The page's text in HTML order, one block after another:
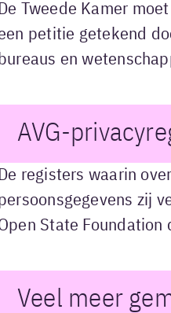
De Tweede Kamer
petitie getekend
bureaus en
AVG-
De registers waarin
zij
State Foundation
Veel meer